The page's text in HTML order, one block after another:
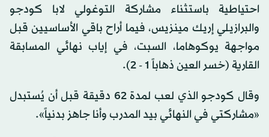
احتياطية باستثناء مشاركة التوغولي لابا كودجو
والبرازيلي إريك مينزيس، فيما أراح باقي الأساسيين قبل
مواجهة يوكوهاما، السبت، في إياب نهائي المسابقة
القارية (خسر العين ذهاباً 1 - 2).
وقال كودجو الذي لعب لمدة 62 دقيقة قبل أن يُستبدل
«مشاركتي في النهائي بيد المدرب وأنا جاهز بدنياً».